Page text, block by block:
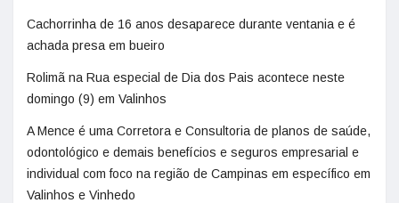
Cachorrinha de 16 anos desaparece durante ventania e é
achada presa em bueiro
Rolimã na Rua especial de Dia dos Pais acontece neste
domingo (9) em Valinhos
A Mence é uma Corretora e Consultoria de planos de saúde,
odontológico e demais benefícios e seguros empresarial e
individual com foco na região de Campinas em específico em
Valinhos e Vinhedo